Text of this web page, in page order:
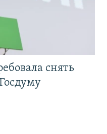
снять